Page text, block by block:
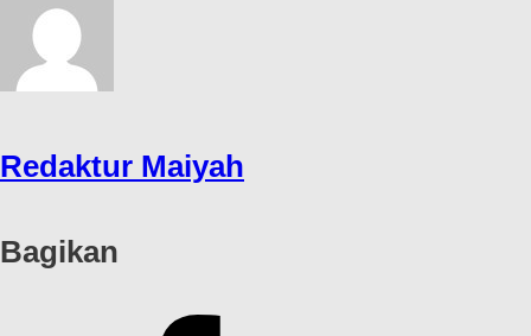
Redaktur Maiyah
Bagikan